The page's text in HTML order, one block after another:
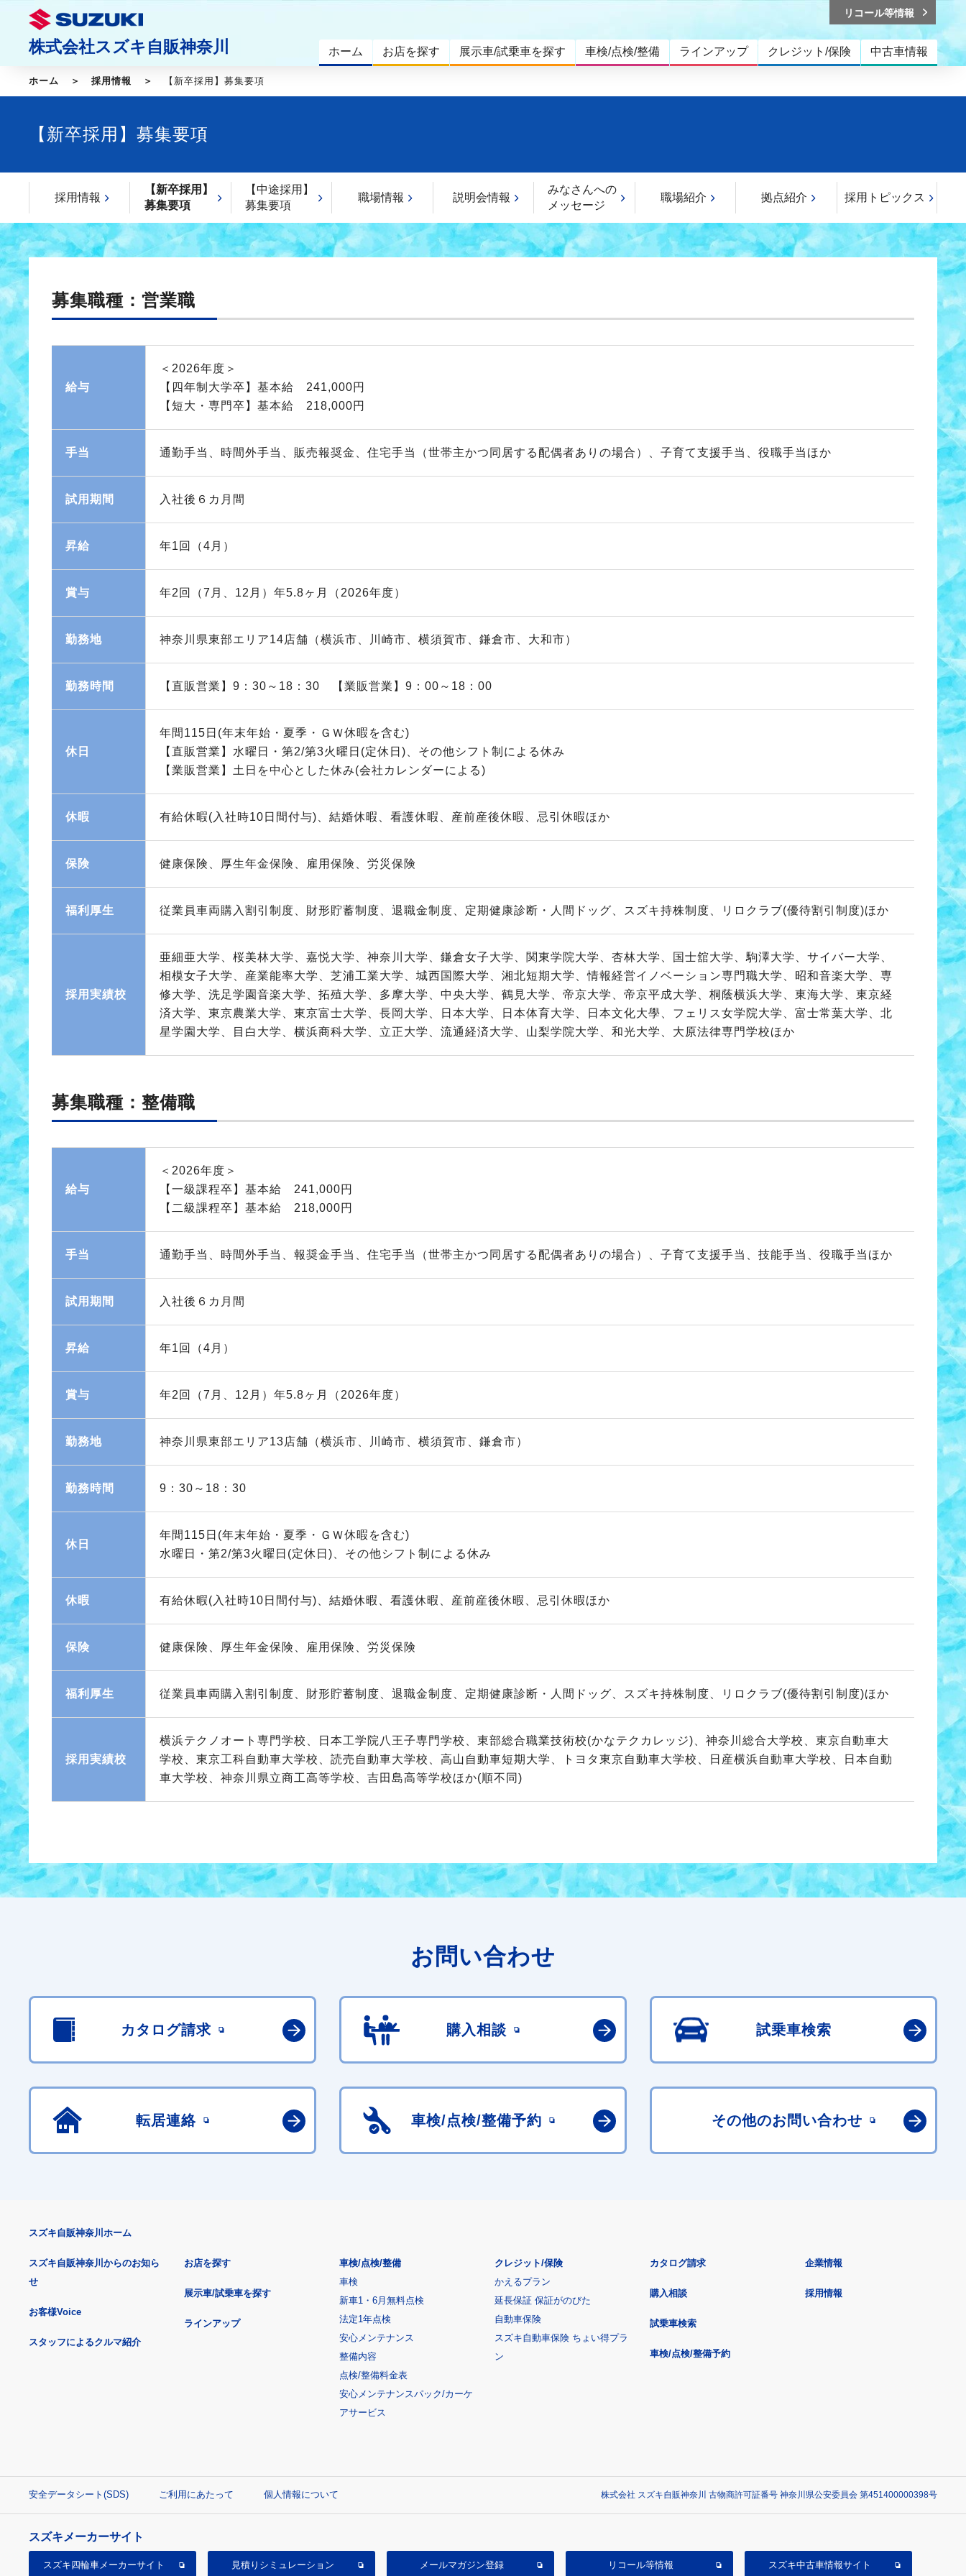
株式会社スズキ自販神奈川 ホーム お店を探す 展示車/試乗車を探す 車検/点検/整備 ラインアップ クレジット/保険 中古車情報
リコール等情報
ホーム 採用情報 【新卒採用】募集要項
【新卒採用】募集要項
採用情報
【新卒採用】
募集要項
【中途採用】
募集要項
職場情報 説明会情報
みなさんへの
メッセージ
職場紹介 拠点紹介 採用トピックス
募集職種：営業職
給与
＜2026年度＞
【四年制大学卒】基本給 241,000円
【短大・専門卒】基本給 218,000円
手当 通勤手当、時間外手当、販売報奨金、住宅手当（世帯主かつ同居する配偶者ありの場合）、子育て支援手当、役職手当ほか
試用期間 入社後６カ月間
昇給 年1回（4月）
賞与 年2回（7月、12月）年5.8ヶ月（2026年度）
勤務地 神奈川県東部エリア14店舗（横浜市、川崎市、横須賀市、鎌倉市、大和市）
勤務時間 【直販営業】9：30～18：30 【業販営業】9：00～18：00
休日
年間115日(年末年始・夏季・ＧＷ休暇を含む)
【直販営業】水曜日・第2/第3火曜日(定休日)、その他シフト制による休み
【業販営業】土日を中心とした休み(会社カレンダーによる)
休暇 有給休暇(入社時10日間付与)、結婚休暇、看護休暇、産前産後休暇、忌引休暇ほか
保険 健康保険、厚生年金保険、雇用保険、労災保険
福利厚生 従業員車両購入割引制度、財形貯蓄制度、退職金制度、定期健康診断・人間ドッグ、スズキ持株制度、リロクラブ(優待割引制度)ほか
採用実績校
亜細亜大学、桜美林大学、嘉悦大学、神奈川大学、鎌倉女子大学、関東学院大学、杏林大学、国士舘大学、駒澤大学、サイバー大学、
相模女子大学、産業能率大学、芝浦工業大学、城西国際大学、湘北短期大学、情報経営イノベーション専門職大学、昭和音楽大学、専
修大学、洗足学園音楽大学、拓殖大学、多摩大学、中央大学、鶴見大学、帝京大学、帝京平成大学、桐蔭横浜大学、東海大学、東京経
済大学、東京農業大学、東京富士大学、長岡大学、日本大学、日本体育大学、日本文化大學、フェリス女学院大学、富士常葉大学、北
星学園大学、目白大学、横浜商科大学、立正大学、流通経済大学、山梨学院大学、和光大学、大原法律専門学校ほか
募集職種：整備職
給与
＜2026年度＞
【一級課程卒】基本給 241,000円
【二級課程卒】基本給 218,000円
手当 通勤手当、時間外手当、報奨金手当、住宅手当（世帯主かつ同居する配偶者ありの場合）、子育て支援手当、技能手当、役職手当ほか
試用期間 入社後６カ月間
昇給 年1回（4月）
賞与 年2回（7月、12月）年5.8ヶ月（2026年度）
勤務地 神奈川県東部エリア13店舗（横浜市、川崎市、横須賀市、鎌倉市）
勤務時間 9：30～18：30
休日
年間115日(年末年始・夏季・ＧＷ休暇を含む)
水曜日・第2/第3火曜日(定休日)、その他シフト制による休み
休暇 有給休暇(入社時10日間付与)、結婚休暇、看護休暇、産前産後休暇、忌引休暇ほか
保険 健康保険、厚生年金保険、雇用保険、労災保険
福利厚生 従業員車両購入割引制度、財形貯蓄制度、退職金制度、定期健康診断・人間ドッグ、スズキ持株制度、リロクラブ(優待割引制度)ほか
採用実績校
横浜テクノオート専門学校、日本工学院八王子専門学校、東部総合職業技術校(かなテクカレッジ)、神奈川総合大学校、東京自動車大
学校、東京工科自動車大学校、読売自動車大学校、高山自動車短期大学、トヨタ東京自動車大学校、日産横浜自動車大学校、日本自動
車大学校、神奈川県立商工高等学校、吉田島高等学校ほか(順不同)
お問い合わせ
カタログ請求 購入相談 試乗車検索
転居連絡 車検/点検/整備予約 その他のお問い合わせ
スズキ自販神奈川ホーム
スズキ自販神奈川からのお知ら
せ
お客様Voice
スタッフによるクルマ紹介
お店を探す
展示車/試乗車を探す
ラインアップ
車検/点検/整備
車検
新車1・6月無料点検
法定1年点検
安心メンテナンス
整備内容
点検/整備料金表
安心メンテナンスパック/カーケ
アサービス
クレジット/保険
かえるプラン
延長保証 保証がのびた
自動車保険
スズキ自動車保険 ちょい得プラ
ン
カタログ請求
購入相談
試乗車検索
車検/点検/整備予約
企業情報
採用情報
安全データシート(SDS) ご利用にあたって 個人情報について 株式会社 スズキ自販神奈川 古物商許可証番号 神奈川県公安委員会 第451400000398号
スズキメーカーサイト
スズキ四輪車メーカーサイト 見積り シミュレーション メールマガジン登録 リコール等情報 スズキ中古車情報サイト